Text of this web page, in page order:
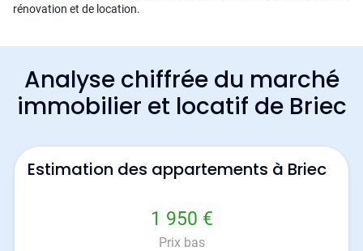
rénovation et de location.
Analyse chiffrée du marché
immobilier et locatif de Briec
Estimation des appartements à Briec
1 950 €
Prix bas